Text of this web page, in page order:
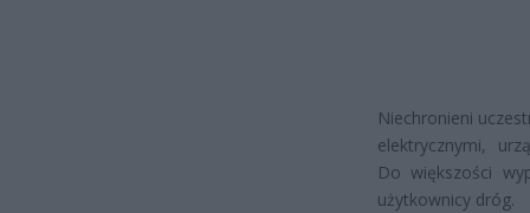
Niechronieni
elektrycznymi,
Do większości
użytkownicy dróg.